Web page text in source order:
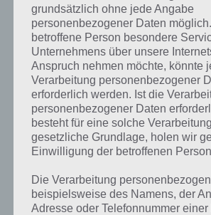
grundsätzlich ohne jede Angabe
personenbezogener Daten
betroffene Person besondere
Unternehmens über unsere
Anspruch nehmen möchte, könnte
Verarbeitung personenbezogener
erforderlich werden. Ist die
personenbezogener Daten
besteht für eine solche
gesetzliche Grundlage, holen wir
Einwilligung der betroffenen
Die Verarbeitung
beispielsweise des Namens, der
Adresse oder Telefonnummer einer